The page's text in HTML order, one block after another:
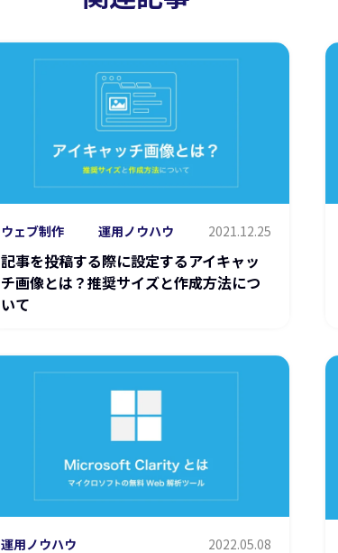
ウェブ制作 運用ノウハウ 2021.12.25
記事を投稿する際に設定するアイキャッ
チ画像とは？推奨サイズと作成方法につ
いて
運用ノウハウ 2022.05.08